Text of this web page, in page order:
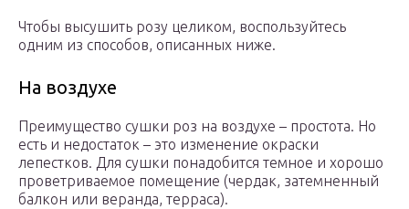
Чтобы высушить розу целиком, воспользуйтесь
одним из способов, описанных ниже.
На воздухе
Преимущество сушки роз на воздухе – простота. Но
есть и недостаток – это изменение окраски
лепестков. Для сушки понадобится темное и хорошо
проветриваемое помещение (чердак, затемненный
балкон или веранда, терраса).